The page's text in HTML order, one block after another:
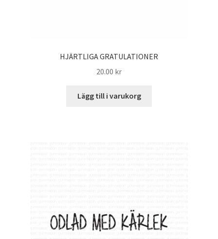
HJÄRTLIGA GRATULATIONER
20.00 kr
Lägg till i varukorg